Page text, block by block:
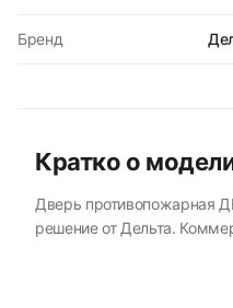
Бренд
Кратко о
Дверь противопожарная
решение от Дельта.